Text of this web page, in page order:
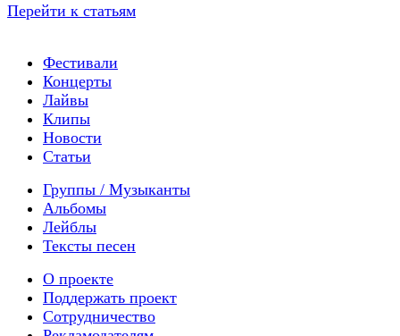
Перейти к статьям
Фестивали
Концерты
Лайвы
Клипы
Новости
Статьи
Группы / Музыканты
Альбомы
Лейблы
Тексты песен
О проекте
Поддержать проект
Сотрудничество